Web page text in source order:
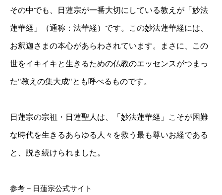
その中でも、日蓮宗が一番大切にしている教えが「妙法
蓮華経」（通称：法華経）です。この妙法蓮華経には、
お釈迦さまの本心があらわされています。まさに、この
世をイキイキと生きるための仏教のエッセンスがつまっ
た"教えの集大成"とも呼べるものです。
日蓮宗の宗祖・日蓮聖人は、「妙法蓮華経」こそが困難
な時代を生きるあらゆる人々を救う最も尊いお経である
と、説き続けられました。
参考 − 日蓮宗公式サイト